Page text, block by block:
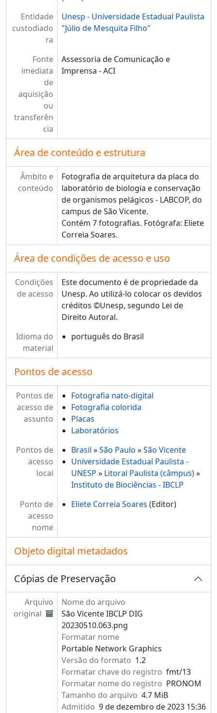
Entidade
custodiado
ra
Unesp - Universidade Estadual Paulista
"Júlio de Mesquita Filho"
Fonte
imediata
de
aquisição
ou
transferên
cia
Assessoria de Comunicação e
Imprensa - ACI
Área de conteúdo e estrutura
Âmbito e
conteúdo
Fotografia de arquitetura da placa do
laboratório de biologia e conservação
de organismos pelágicos - LABCOP, do
campus de São Vicente.
Contém 7 fotografias. Fotógrafa: Eliete
Correia Soares.
Área de condições de acesso e uso
Condições
de acesso
Este documento é de propriedade da
Unesp. Ao utilizá-lo colocar os devidos
créditos ©Unesp, segundo Lei de
Direito Autoral.
Idioma do
material
português do Brasil
Pontos de acesso
Pontos de
acesso de
assunto
Fotografia nato-digital
Fotografia colorida
Placas
Laboratórios
Pontos de
acesso
local
Brasil »São Paulo »São Vicente
Universidade Estadual Paulista -
UNESP » Litoral Paulista (câmpus)»
Instituto de Biociências - IBCLP
Ponto de
acesso
nome
Eliete Correia Soares (Editor)
Objeto digital metadados
Cópias de Preservação
Arquivo
original
Nome do arquivo
São Vicente IBCLP DIG
20230510.063.png
Formatar nome
Portable Network Graphics
Versão do formato 1.2
Formatar chave do registro fmt/13
Formatar nome do registro PRONOM
Tamanho do arquivo 4.7 MiB
Admitido 9 de dezembro de 2023 15:36